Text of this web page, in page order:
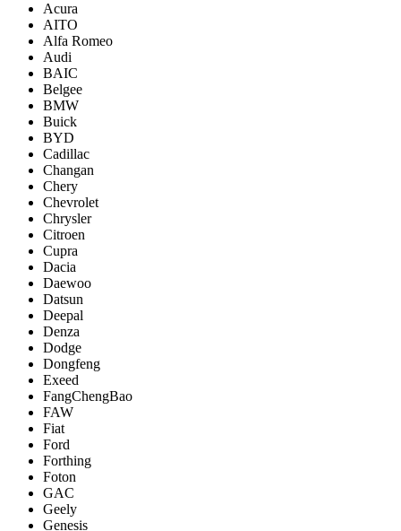
Acura
AITO
Alfa Romeo
Audi
BAIC
Belgee
BMW
Buick
BYD
Cadillac
Changan
Chery
Chevrolet
Chrysler
Citroen
Cupra
Dacia
Daewoo
Datsun
Deepal
Denza
Dodge
Dongfeng
Exeed
FangChengBao
FAW
Fiat
Ford
Forthing
Foton
GAC
Geely
Genesis